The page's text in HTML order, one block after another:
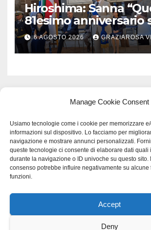
Manage Cookie Consent
Usiamo tecnologie come i cookie per memorizzare
informazioni sul dispositivo. Lo facciamo per
navigazione e mostrare annunci personalizzati.
queste tecnologie ci consente di elaborare dati quali
durante la navigazione o ID univoche su questo sito.
consenso potrebbe influire negativamente su alcune
funzioni.
Accept
Deny
Hiroshima: Sanna
81esimo anniversario
monito per tutti”
6 AGOSTO 2026 GRAZIAROSA
Proudly powered by WordPress|Tema: